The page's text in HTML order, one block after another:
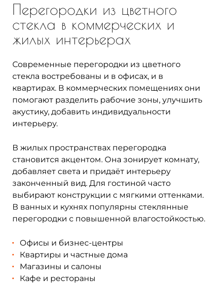
Перегородки из цветного
стекла в коммерческих и
жилых интерьерах
Современные перегородки из цветного
стекла востребованы и в офисах, и в
квартирах. В коммерческих помещениях они
помогают разделить рабочие зоны, улучшить
акустику, добавить индивидуальности
интерьеру.
В жилых пространствах перегородка
становится акцентом. Она зонирует комнату,
добавляет света и придаёт интерьеру
законченный вид. Для гостиной часто
выбирают конструкции с мягкими оттенками.
В ванных и кухнях популярны стеклянные
перегородки с повышенной влагостойкостью.
Офисы и бизнес-центры
Квартиры и частные дома
Магазины и салоны
Кафе и рестораны